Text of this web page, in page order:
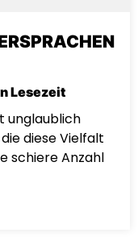
Lesezeit
unglaublich
diese Vielfalt
schiere Anzahl